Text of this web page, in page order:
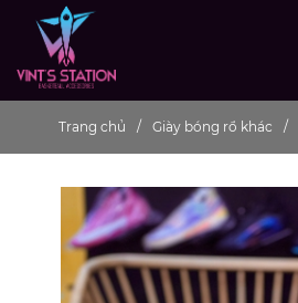
Trang chủ Giày bóng rổ khác